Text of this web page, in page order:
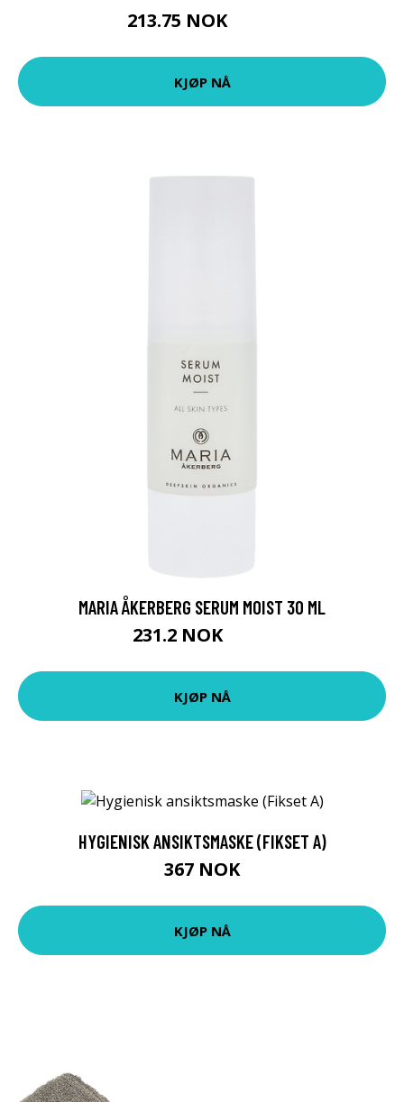
213.75 NOK
KJØP NÅ
MARIA ÅKERBERG SERUM MOIST 30 ML
231.2 NOK
KJØP NÅ
HYGIENISK ANSIKTSMASKE (FIKSET A)
367 NOK
KJØP NÅ